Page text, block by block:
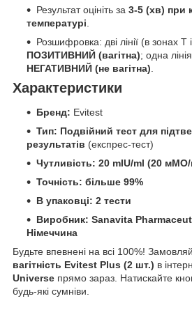
Результат оцініть за 3-5 (хв) при
температурі
Розшифровка: дві лінії (в зонах
ПОЗИТИВНИЙ (вагітна); одна
НЕГАТИВНИЙ (не вагітна)
Характеристики
Бренд: Evitest
Тип: Подвійний тест для
результатів (експрес-тест)
Чутливість: 20 mIU/ml (20
Точність: більше 99%
В упаковці: 2 тести
Виробник: Sanavita
Німеччина
Будьте впевнені на всі 100%!
вагітність Evitest Plus (2 шт.) в
Universe прямо зараз. Натискайте
будь-які сумніви.